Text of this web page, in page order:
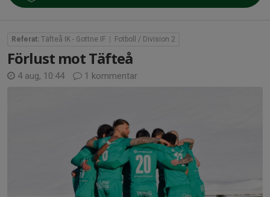
Referat: Täfteå IK - Gottne IF Fotboll / Division 2
Förlust mot Täfteå
4 aug, 10:44 1 kommentar